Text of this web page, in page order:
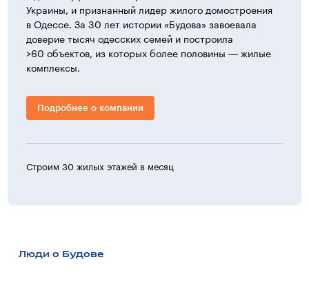
Украины, и признанный лидер жилого домостроения
в Одессе. За 30 лет истории «Будова» завоевала
доверие тысяч одесских семей и построила
>60 объектов, из которых более половины — жилые
комплексы.
Подробнее о компании
Строим 30 жилых этажей в месяц
Люди о Будове